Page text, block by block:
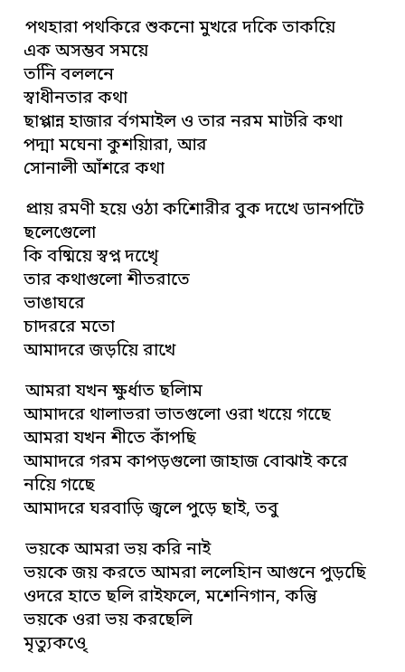
পথহারা পথকিরে শুকনো মুখরে দকিে তাকয়িে
এক অসম্ভব সময়ে
তনিি বললনে
স্বাধীনতার কথা
ছাপ্পান্ন হাজার র্বগমাইল ও তার নরম মাটরি কথা
পদ্মা মঘেনা কুশয়িারা, আর
সোনালী আঁশরে কথা
প্রায় রমণী হয়ে ওঠা কশিোরীর বুক দখেে ডানপটিে
ছলেগেুলো
কি বষ্মিয়ে স্বপ্ন দখেৃে
তার কথাগুলো শীতরাতে
ভাঙাঘরে
চাদররে মতো
আমাদরে জড়য়িে রাখে
আমরা যখন ক্ষুর্ধাত ছলিাম
আমাদরে থালাভরা ভাতগুলো ওরা খয়েে গছেে
আমরা যখন শীতে কাঁপছি
আমাদরে গরম কাপড়গুলো জাহাজ বোঝাই করে
নয়িে গছেে
আমাদরে ঘরবাড়ি জ্বলে পুড়ে ছাই, তবু
ভয়কে আমরা ভয় করি নাই
ভয়কে জয় করতে আমরা ললেহিান আগুনে পুড়ছেি
ওদরে হাতে ছলি রাইফলে, মশেনিগান, কন্তিু
ভয়কে ওরা ভয় করছেলি
মৃত্যুকওেৃ